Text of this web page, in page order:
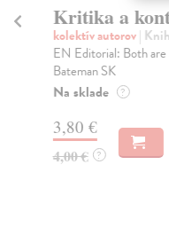
Kritika a
kolektív autorov|
EN Editorial: Both
Bateman SK
Na sklade ?
3,80 €
4,00 € ?